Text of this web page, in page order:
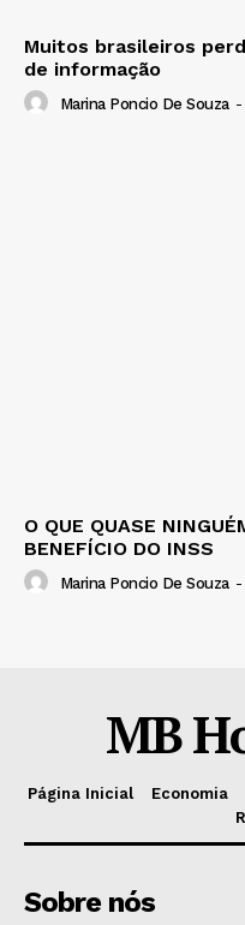
Muitos brasileiros
de informação
Marina Poncio De Souza -
O QUE QUASE
BENEFÍCIO DO INSS
Marina Poncio De Souza -
MB
Página Inicial Economia
Sobre nós